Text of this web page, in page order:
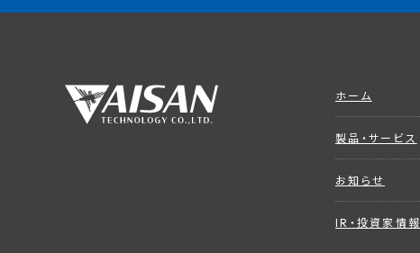
ホーム
製品・サービス
お知らせ
IR・投資家情報